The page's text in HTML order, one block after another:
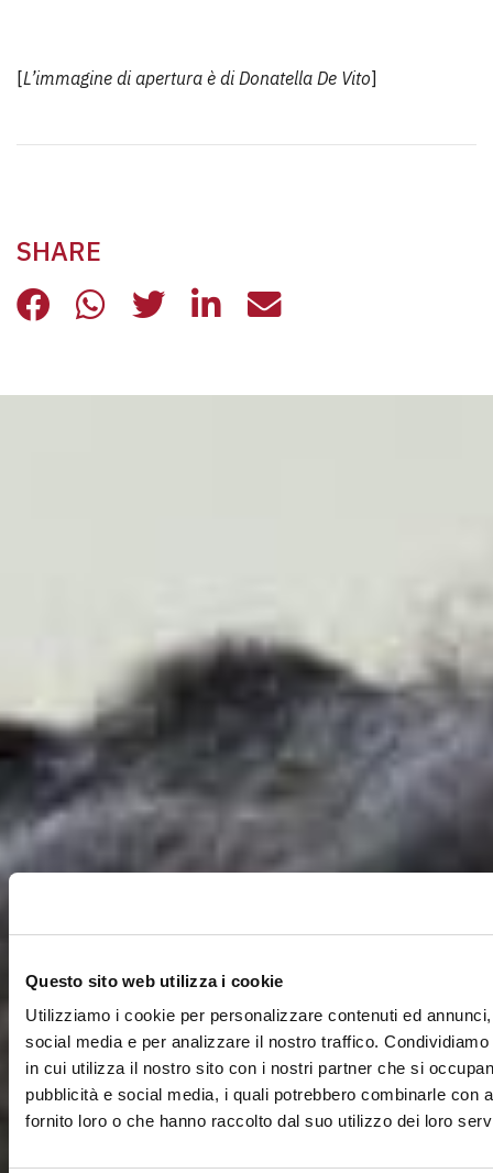
Questo sito web utilizza i cookie
Utilizziamo i cookie per personalizzare contenuti ed
social media e per analizzare il nostro traffico.
in cui utilizza il nostro sito con i nostri partner che si
pubblicità e social media, i quali potrebbero combinarle con
fornito loro o che hanno raccolto dal suo utilizzo dei loro
[L’immagine di apertura è di Donatella De Vito]
SHARE
TRIBONIANO, 10 ANNI DOPO
TRIBONIANO, 10 ANNI DOPO
TRIBONIANO, 10 ANNI
TRIBONIANO, 10
TRIBONIANO, 10